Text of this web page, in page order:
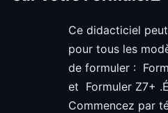
Ce didacticiel
pour tous les
de formuler :
et Formuler Z7+
Commencez par